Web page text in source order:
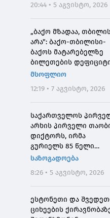
20:44 • 5 აგვისტო, 2026
„ბაქო მზადაა,
არა": ბაქო-თბილისი-
ბაქოს მატარებელზე
ბილეთების
მიზეზი
მსოფლიო
12:19 • 7 აგვისტო, 2026
საქართველოს
არხის პირველი
დიქტორს, ირმა
გურიელს 85 წელი
შეუსრულდა
საზოგადოება
8:26 • 5 აგვისტო, 2026
ესტონეთი და
ციხეების